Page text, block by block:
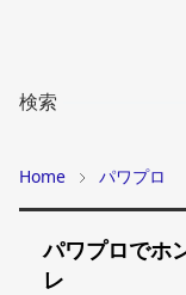
検索
Home パワプロ
パワプロでホ
レ